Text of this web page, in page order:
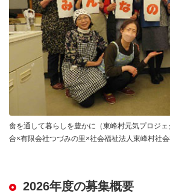
食を通して暮らしを豊かに（東峰村元気プロジ
合×有限会社つづみの里×社会福祉法人東峰村社会
2026年度の募集概要